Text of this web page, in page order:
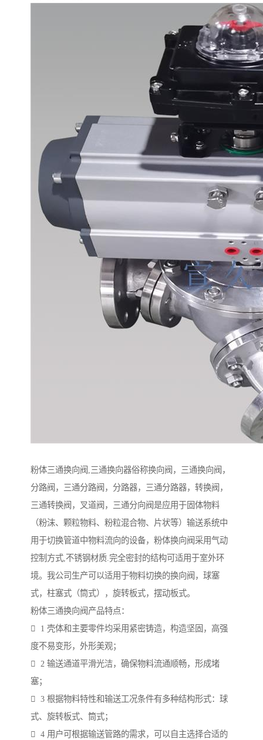
粉体三通换向阀,三通换向器俗称换向阀，三通换向阀，
分路阀，三通分路阀，分路器，三通分路器，转换阀，
三通转换阀，叉道阀，三通分向阀是应用于固体物料
（粉沫、颗粒物料、粉粒混合物、片状等）输送系统中
用于切换管道中物料流向的设备，粉体换向阀采用气动
控制方式,不锈钢材质.完全密封的结构可适用于室外环
境。我公司生产可以适用于物料切换的换向阀，球塞
式，柱塞式（筒式），旋转板式，摆动板式。
粉体三通换向阀产品特点：
 1 壳体和主要零件均采用紧密铸造，构造坚固，高强
度不易变形，外形美观；
 2 输送通道平滑光洁，确保物料流通顺畅，形成堵
塞；
 3 根据物料特性和输送工况条件有多种结构形式：球
式、旋转板式、筒式；
 4 用户可根据输送管路的需求，可以自主选择合适的